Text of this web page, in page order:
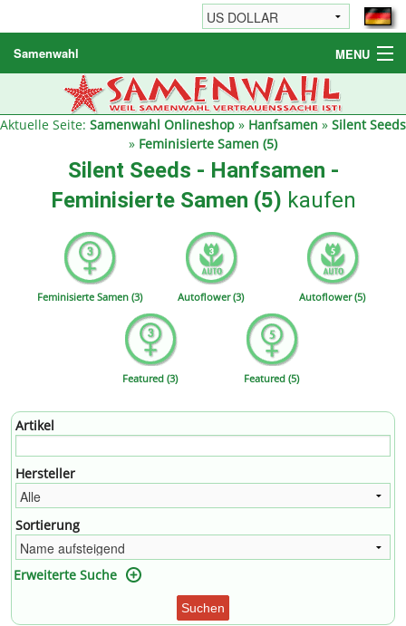
Samenwahl MENU
Hanfsamen
Weitere Produkte
Reseller
Aktuelle Seite: Samenwahl Onlineshop » Hanfsamen » Silent Seeds
» Feminisierte Samen (5)
Silent Seeds - Hanfsamen -
Feminisierte Samen (5) kaufen
Feminisierte Samen (3) Autoflower (3) Autoflower (5)
Featured (3) Featured (5)
Artikel
Hersteller
Sortierung
Erweiterte Suche
Suchen